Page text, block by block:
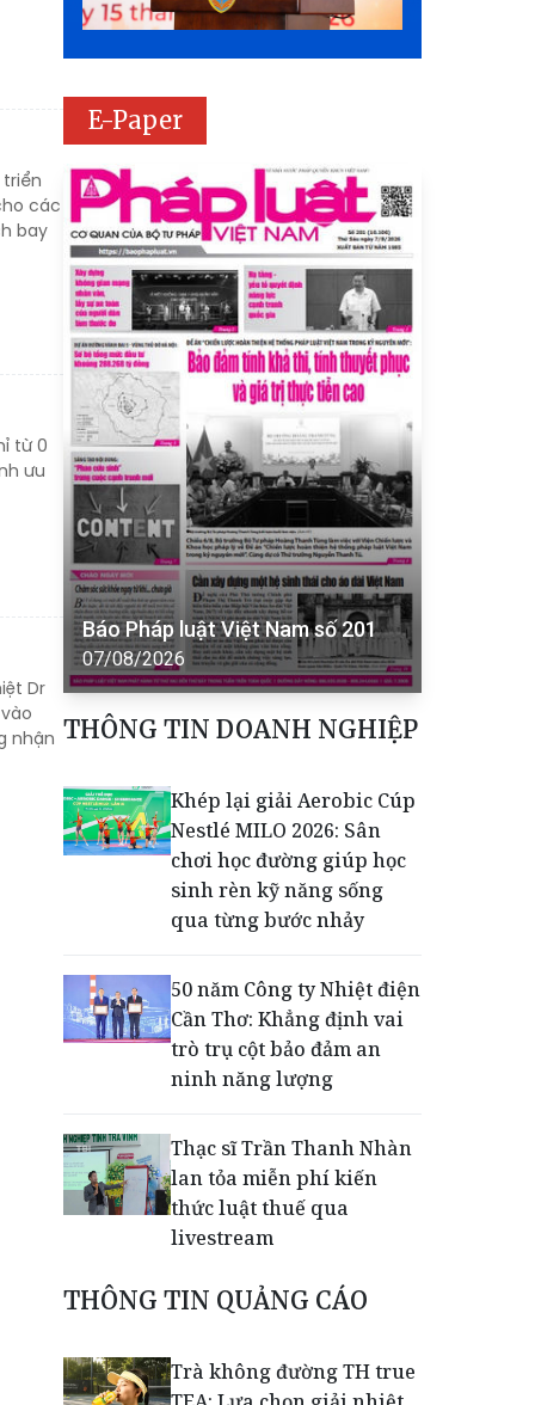
các
bay
từ 0
ưu
Dr
nhận
E-Paper
Báo Pháp luật Việt Nam số 201
07/08/2026
THÔNG TIN DOANH NGHIỆP
Khép lại giải Aerobic Cúp
Nestlé MILO 2026: Sân
chơi học đường giúp học
sinh rèn kỹ năng sống
qua từng bước nhảy
50 năm Công ty Nhiệt điện
Cần Thơ: Khẳng định vai
trò trụ cột bảo đảm an
ninh năng lượng
Thạc sĩ Trần Thanh Nhàn
lan tỏa miễn phí kiến
thức luật thuế qua
livestream
Giải mã bộ 3 trụ cột giúp
Top 10 Ngân hàng tư
nhân uy tín
THÔNG TIN QUẢNG CÁO
Trà không đường TH true